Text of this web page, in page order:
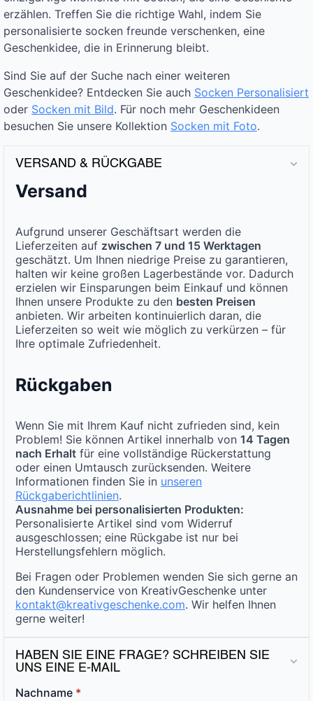
erzählen. Treffen Sie die richtige Wahl, indem Sie
personalisierte socken freunde verschenken, eine
Geschenkidee, die in Erinnerung bleibt.
Sind Sie auf der Suche nach einer weiteren
Geschenkidee? Entdecken Sie auch Socken Personalisiert
oder Socken mit Bild. Für noch mehr Geschenkideen
besuchen Sie unsere Kollektion Socken mit Foto.
VERSAND & RÜCKGABE
Versand
Aufgrund unserer Geschäftsart werden die
Lieferzeiten auf zwischen 7 und 15 Werktagen
geschätzt. Um Ihnen niedrige Preise zu garantieren,
halten wir keine großen Lagerbestände vor. Dadurch
erzielen wir Einsparungen beim Einkauf und können
Ihnen unsere Produkte zu den besten Preisen
anbieten. Wir arbeiten kontinuierlich daran, die
Lieferzeiten so weit wie möglich zu verkürzen – für
Ihre optimale Zufriedenheit.
Rückgaben
Wenn Sie mit Ihrem Kauf nicht zufrieden sind, kein
Problem! Sie können Artikel innerhalb von 14 Tagen
nach Erhalt für eine vollständige Rückerstattung
oder einen Umtausch zurücksenden. Weitere
Informationen finden Sie in unseren
Rückgaberichtlinien.
Ausnahme bei personalisierten Produkten:
Personalisierte Artikel sind vom Widerruf
ausgeschlossen; eine Rückgabe ist nur bei
Herstellungsfehlern möglich.
Bei Fragen oder Problemen wenden Sie sich gerne an
den Kundenservice von KreativGeschenke unter
kontakt@kreativgeschenke.com. Wir helfen Ihnen
gerne weiter!
HABEN SIE EINE FRAGE? SCHREIBEN SIE
UNS EINE E-MAIL
Nachname *